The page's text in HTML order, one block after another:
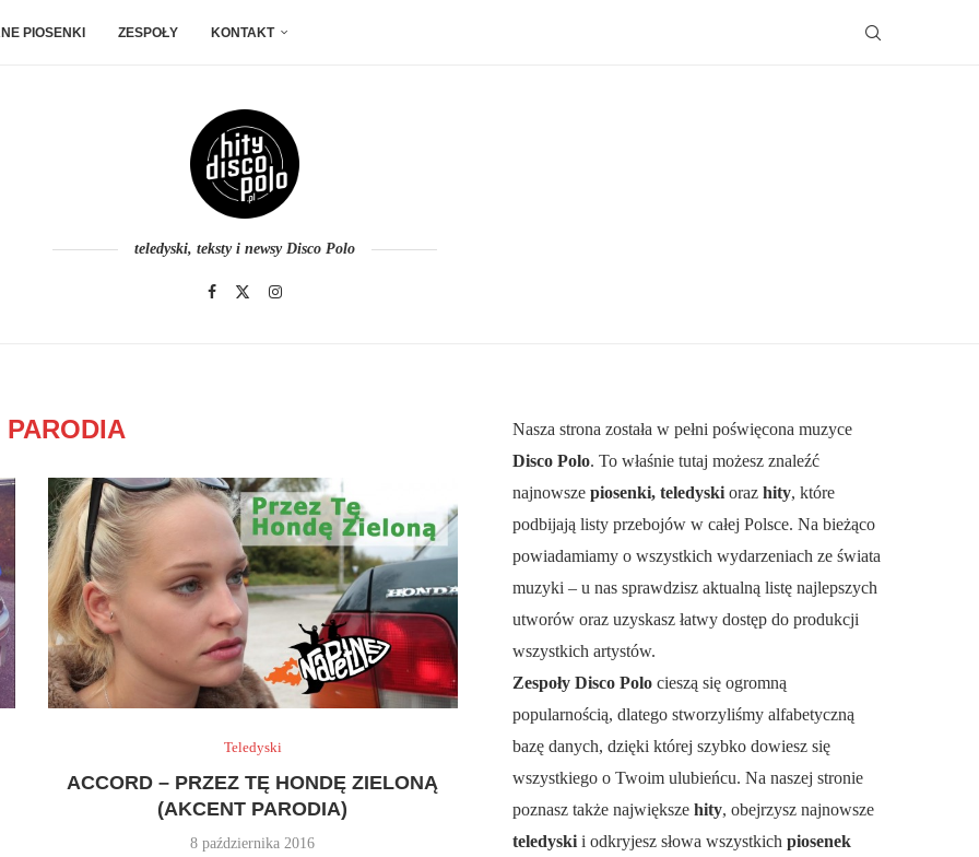
PIOSENKI ZESPOŁY KONTAKT
teledyski, teksty i newsy Disco Polo
PARODIA
Teledyski
ACCORD – PRZEZ TĘ HONDĘ ZIELONĄ
(AKCENT PARODIA)
8 października 2016
Nasza strona została w pełni poświęcona muzyce
Disco Polo. To właśnie tutaj możesz znaleźć
najnowsze piosenki, teledyski oraz hity, które
podbijają listy przebojów w całej Polsce. Na bieżąco
powiadamiamy o wszystkich wydarzeniach ze świata
muzyki – u nas sprawdzisz aktualną listę najlepszych
utworów oraz uzyskasz łatwy dostęp do produkcji
wszystkich artystów.
Zespoły Disco Polo cieszą się ogromną
popularnością, dlatego stworzyliśmy alfabetyczną
bazę danych, dzięki której szybko dowiesz się
wszystkiego o Twoim ulubieńcu. Na naszej stronie
poznasz także największe hity, obejrzysz najnowsze
teledyski i odkryjesz słowa wszystkich piosenek